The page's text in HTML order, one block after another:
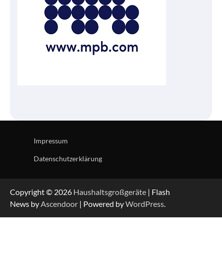
Impressum
Datenschutzerklärung
Copyright © 2026 Haushaltsgroßgeräte | Flash
News byAscendoor | Powered byWordPress.